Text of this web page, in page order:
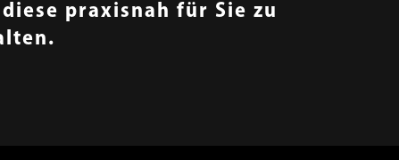
praxisnah für Sie zu